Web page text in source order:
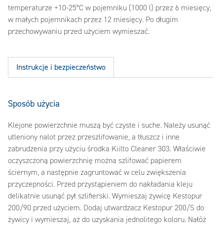
temperaturze +10-25°C w pojemniku (1000 l) przez 6 miesięcy,
w małych pojemnikach przez 12 miesięcy. Po długim
przechowywaniu przed użyciem wymieszać.
Instrukcje i bezpieczeństwo
Sposób użycia
Klejone powierzchnie muszą być czyste i suche. Należy usunąć
utleniony nalot przez przeszlifowanie, a tłuszcz i inne
zabrudzenia przy użyciu środka Kiilto Cleaner 303. Właściwie
oczyszczoną powierzchnię można szlifować papierem
ściernym, a następnie zagruntować w celu zwiększenia
przyczepności. Przed przystąpieniem do nakładania kleju
delikatnie usunąć pył szlifierski. Wymieszaj żywicę Kestopur
200/90 przed użyciem. Dodaj utwardzacz Kestopur 200/S do
żywicy i wymieszaj, aż do uzyskania jednolitego koloru. Nałóż